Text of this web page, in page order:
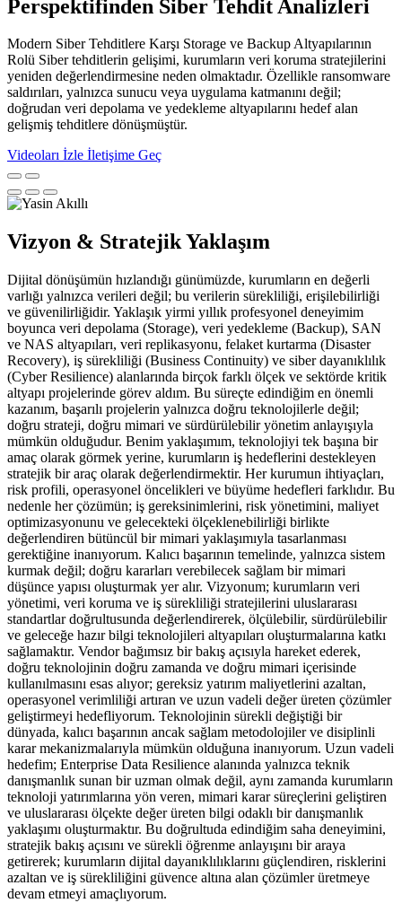
Perspektifinden Siber Tehdit Analizleri
Modern Siber Tehditlere Karşı Storage ve Backup Altyapılarının
Rolü Siber tehditlerin gelişimi, kurumların veri koruma stratejilerini
yeniden değerlendirmesine neden olmaktadır. Özellikle ransomware
saldırıları, yalnızca sunucu veya uygulama katmanını değil;
doğrudan veri depolama ve yedekleme altyapılarını hedef alan
gelişmiş tehditlere dönüşmüştür.
Videoları İzle İletişime Geç
Vizyon & Stratejik Yaklaşım
Dijital dönüşümün hızlandığı günümüzde, kurumların en değerli
varlığı yalnızca verileri değil; bu verilerin sürekliliği, erişilebilirliği
ve güvenilirliğidir. Yaklaşık yirmi yıllık profesyonel deneyimim
boyunca veri depolama (Storage), veri yedekleme (Backup), SAN
ve NAS altyapıları, veri replikasyonu, felaket kurtarma (Disaster
Recovery), iş sürekliliği (Business Continuity) ve siber dayanıklılık
(Cyber Resilience) alanlarında birçok farklı ölçek ve sektörde kritik
altyapı projelerinde görev aldım. Bu süreçte edindiğim en önemli
kazanım, başarılı projelerin yalnızca doğru teknolojilerle değil;
doğru strateji, doğru mimari ve sürdürülebilir yönetim anlayışıyla
mümkün olduğudur. Benim yaklaşımım, teknolojiyi tek başına bir
amaç olarak görmek yerine, kurumların iş hedeflerini destekleyen
stratejik bir araç olarak değerlendirmektir. Her kurumun ihtiyaçları,
risk profili, operasyonel öncelikleri ve büyüme hedefleri farklıdır. Bu
nedenle her çözümün; iş gereksinimlerini, risk yönetimini, maliyet
optimizasyonunu ve gelecekteki ölçeklenebilirliği birlikte
değerlendiren bütüncül bir mimari yaklaşımıyla tasarlanması
gerektiğine inanıyorum. Kalıcı başarının temelinde, yalnızca sistem
kurmak değil; doğru kararları verebilecek sağlam bir mimari
düşünce yapısı oluşturmak yer alır. Vizyonum; kurumların veri
yönetimi, veri koruma ve iş sürekliliği stratejilerini uluslararası
standartlar doğrultusunda değerlendirerek, ölçülebilir, sürdürülebilir
ve geleceğe hazır bilgi teknolojileri altyapıları oluşturmalarına katkı
sağlamaktır. Vendor bağımsız bir bakış açısıyla hareket ederek,
doğru teknolojinin doğru zamanda ve doğru mimari içerisinde
kullanılmasını esas alıyor; gereksiz yatırım maliyetlerini azaltan,
operasyonel verimliliği artıran ve uzun vadeli değer üreten çözümler
geliştirmeyi hedefliyorum. Teknolojinin sürekli değiştiği bir
dünyada, kalıcı başarının ancak sağlam metodolojiler ve disiplinli
karar mekanizmalarıyla mümkün olduğuna inanıyorum. Uzun vadeli
hedefim; Enterprise Data Resilience alanında yalnızca teknik
danışmanlık sunan bir uzman olmak değil, aynı zamanda kurumların
teknoloji yatırımlarına yön veren, mimari karar süreçlerini geliştiren
ve uluslararası ölçekte değer üreten bilgi odaklı bir danışmanlık
yaklaşımı oluşturmaktır. Bu doğrultuda edindiğim saha deneyimini,
stratejik bakış açısını ve sürekli öğrenme anlayışını bir araya
getirerek; kurumların dijital dayanıklılıklarını güçlendiren, risklerini
azaltan ve iş sürekliliğini güvence altına alan çözümler üretmeye
devam etmeyi amaçlıyorum.